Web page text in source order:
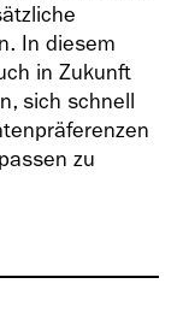
In diesem
in Zukunft
sich schnell
zu